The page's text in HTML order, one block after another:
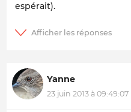
espérait).
Yanne
23 juin 2013 à 09:49:07